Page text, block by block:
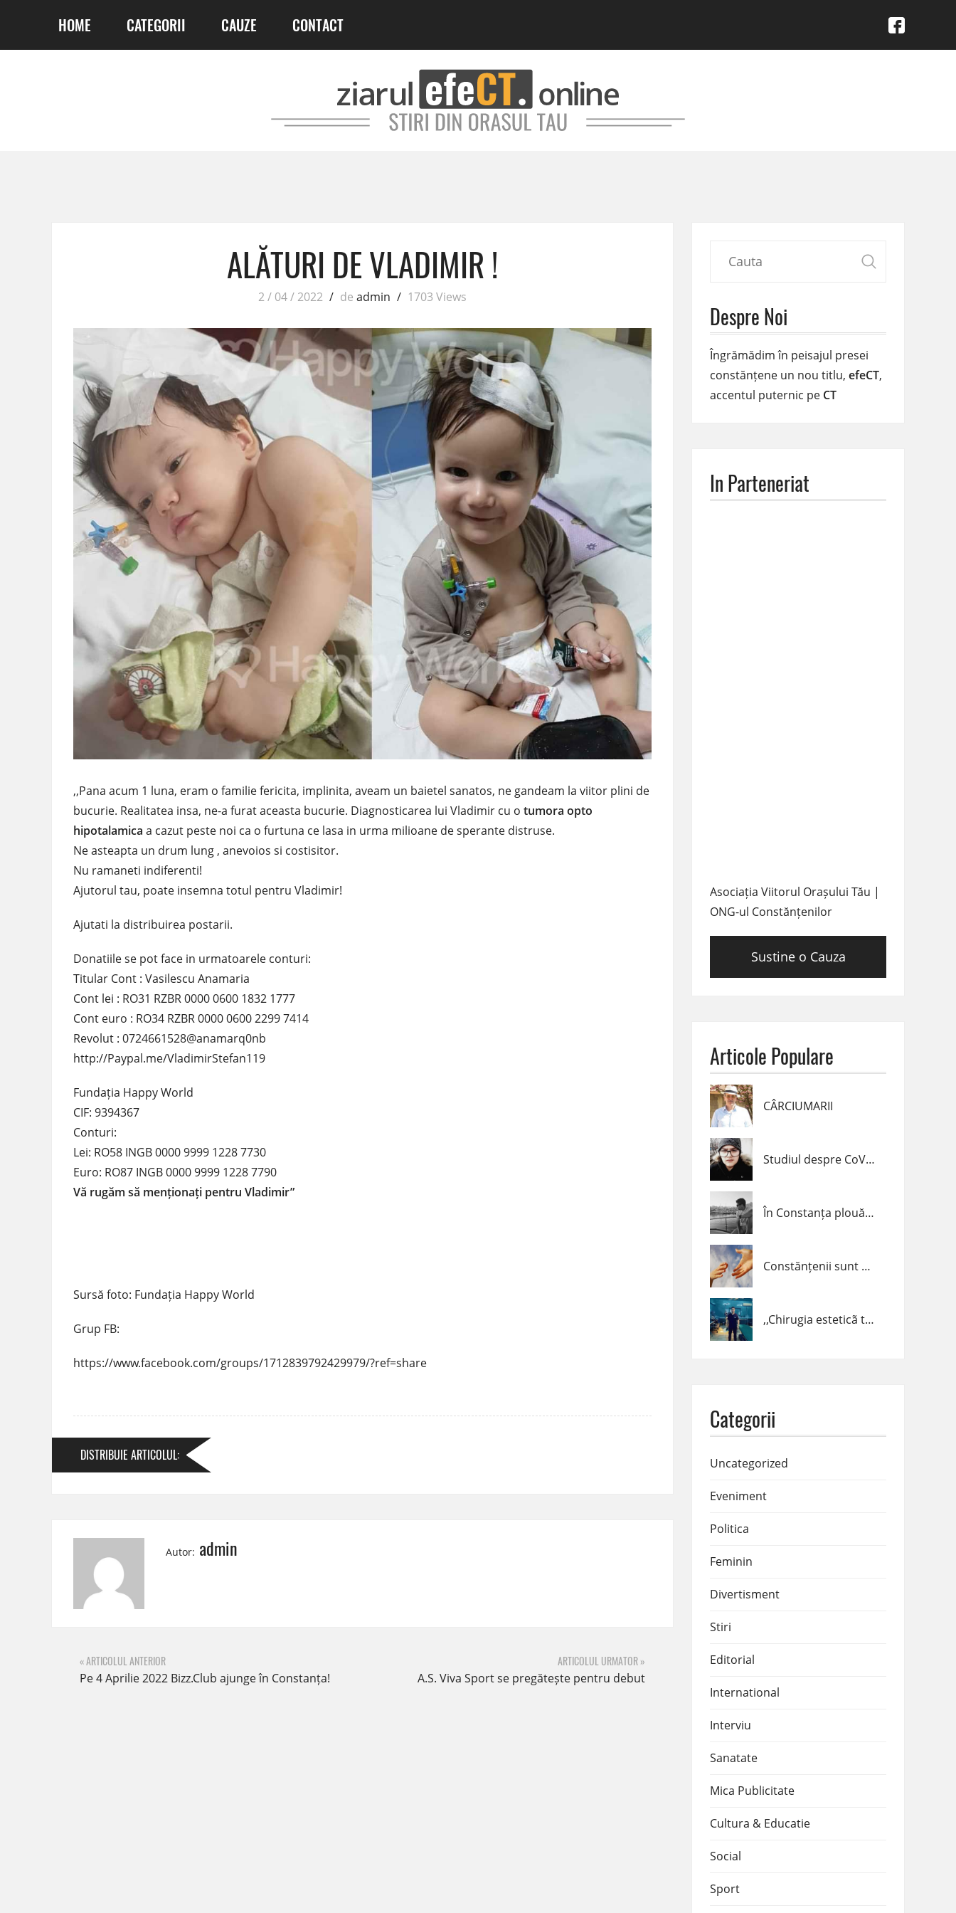
HOME CATEGORII CAUZE CONTACT
ALĂTURI DE VLADIMIR !
2 / 04 / 2022 / de admin / 1703 Views
,,Pana acum 1 luna, eram o familie fericita, implinita, aveam un baietel sanatos, ne gandeam la viitor plini de
bucurie. Realitatea insa, ne-a furat aceasta bucurie. Diagnosticarea lui Vladimir cu o tumora opto
hipotalamica a cazut peste noi ca o furtuna ce lasa in urma milioane de sperante distruse.
Ne asteapta un drum lung , anevoios si costisitor.
Nu ramaneti indiferenti!
Ajutorul tau, poate insemna totul pentru Vladimir!
Ajutati la distribuirea postarii.
Donatiile se pot face in urmatoarele conturi:
Titular Cont : Vasilescu Anamaria
Cont lei : RO31 RZBR 0000 0600 1832 1777
Cont euro : RO34 RZBR 0000 0600 2299 7414
Revolut : 0724661528@anamarq0nb
http://Paypal.me/VladimirStefan119
Fundația Happy World
CIF: 9394367
Conturi:
Lei: RO58 INGB 0000 9999 1228 7730
Euro: RO87 INGB 0000 9999 1228 7790
Vă rugăm să menționați pentru Vladimir”
Sursă foto: Fundația Happy World
Grup FB:
https://www.facebook.com/groups/1712839792429979/?ref=share
DISTRIBUIE ARTICOLUL:
Autor: admin
« ARTICOLUL ANTERIOR
Pe 4 Aprilie 2022 Bizz.Club ajunge în Constanța!
ARTICOLUL URMATOR »
A.S. Viva Sport se pregătește pentru debut
Despre Noi
Îngrămădim în peisajul presei
constănțene un nou titlu, efeCT,
accentul puternic pe CT
In Parteneriat
Asociația Viitorul Orașului Tău |
ONG-ul Constănțenilor
Sustine o Cauza
Articole Populare
CÂRCIUMARII
Studiul despre CoVid-19 realizat de un elev de clasa a VII-a din Navodari
În Constanța plouă cu inele !
Constănțenii sunt alături de Diana Popescu
,,Chirugia esteticã trebuie fãcutã cȃnd trebuie, cum trebuie şi de cine trebuie!” – dr. Claudiu Podac
Categorii
Uncategorized
Eveniment
Politica
Feminin
Divertisment
Stiri
Editorial
International
Interviu
Sanatate
Mica Publicitate
Cultura & Educatie
Social
Sport